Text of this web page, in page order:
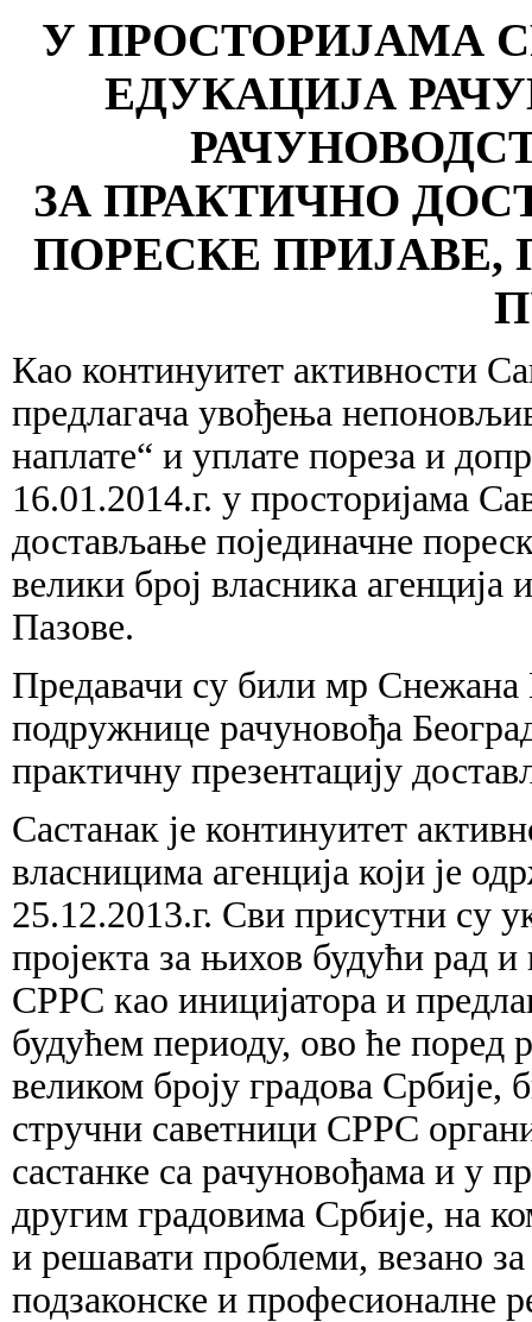
У ПРОСТОРИЈАМА
ЕДУКАЦИЈА
ЗА ПРАКТИЧНО
ПОРЕСКЕ ПРИЈАВЕ,
Као континуитет активности
предлагача увођења
наплате“ и уплате пореза и
16.01.2014.г. у просторијама
достављање појединачне
велики број власника
Пазове.
Предавачи су били мр
подружнице рачуновођа
практичну презентацију
Састанак је континуитет
власницима агенција који је
25.12.2013.г. Сви присутни су
пројекта за њихов будући рад
СРРС као иницијатора и
будућем периоду, ово ће поред
великом броју градова Србије,
стручни саветници СРРС
састанке са рачуновођама и у
другим градовима Србије, на
и решавати проблеми, везано
подзаконске и професионалне